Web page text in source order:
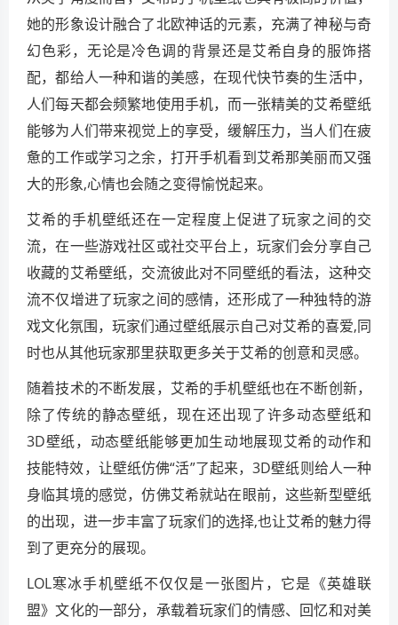
她的形象设计融合了北欧神话的元素，充满了神秘与奇
幻色彩，无论是冷色调的背景还是艾希自身的服饰搭
配，都给人一种和谐的美感，在现代快节奏的生活中，
人们每天都会频繁地使用手机，而一张精美的艾希壁纸
能够为人们带来视觉上的享受，缓解压力，当人们在疲
惫的工作或学习之余，打开手机看到艾希那美丽而又强
大的形象,心情也会随之变得愉悦起来。
艾希的手机壁纸还在一定程度上促进了玩家之间的交
流，在一些游戏社区或社交平台上，玩家们会分享自己
收藏的艾希壁纸，交流彼此对不同壁纸的看法，这种交
流不仅增进了玩家之间的感情，还形成了一种独特的游
戏文化氛围，玩家们通过壁纸展示自己对艾希的喜爱,同
时也从其他玩家那里获取更多关于艾希的创意和灵感。
随着技术的不断发展，艾希的手机壁纸也在不断创新，
除了传统的静态壁纸，现在还出现了许多动态壁纸和
3D壁纸，动态壁纸能够更加生动地展现艾希的动作和
技能特效，让壁纸仿佛“活”了起来，3D壁纸则给人一种
身临其境的感觉，仿佛艾希就站在眼前，这些新型壁纸
的出现，进一步丰富了玩家们的选择,也让艾希的魅力得
到了更充分的展现。
LOL寒冰手机壁纸不仅仅是一张图片，它是《英雄联
盟》文化的一部分，承载着玩家们的情感、回忆和对美